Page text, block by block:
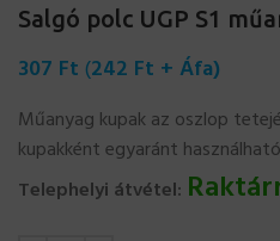
Salgó polc UGP S1
307 Ft (242 Ft + Áfa)
Műanyag kupak az oszlop
kupakként egyaránt
Telephelyi átvétel: